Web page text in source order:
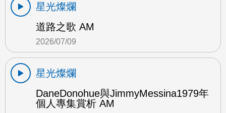
星光燦爛
道路之歌 AM
2026/07/09
星光燦爛
DaneDonohue與JimmyMessina1979年
個人專集賞析 AM